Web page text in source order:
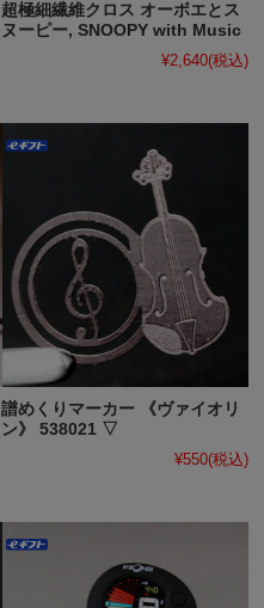
超極細繊維クロス オーボエとス
ヌーピー, SNOOPY with Music
¥2,640(税込)
譜めくりマーカー 《ヴァイオリ
ン》 538021 ▽
¥550(税込)